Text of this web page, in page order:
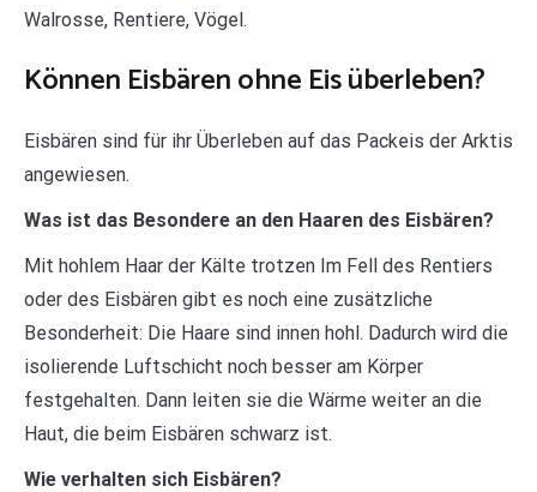
Walrosse, Rentiere, Vögel.
Können Eisbären ohne Eis überleben?
Eisbären sind für ihr Überleben auf das Packeis der Arktis
angewiesen.
Was ist das Besondere an den Haaren des Eisbären?
Mit hohlem Haar der Kälte trotzen Im Fell des Rentiers
oder des Eisbären gibt es noch eine zusätzliche
Besonderheit: Die Haare sind innen hohl. Dadurch wird die
isolierende Luftschicht noch besser am Körper
festgehalten. Dann leiten sie die Wärme weiter an die
Haut, die beim Eisbären schwarz ist.
Wie verhalten sich Eisbären?